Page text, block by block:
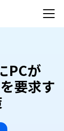
PCが
要求す